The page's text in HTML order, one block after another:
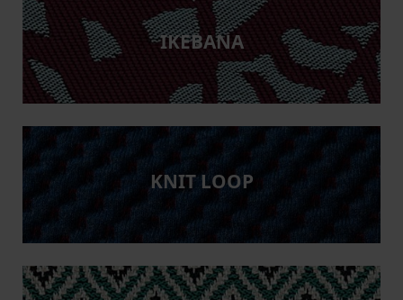
IKEBANA
KNIT LOOP